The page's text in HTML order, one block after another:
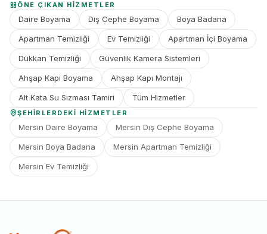
ÖNE ÇIKAN HIZMETLER
Daire Boyama Dış Cephe Boyama Boya Badana
Apartman Temizliği Ev Temizliği Apartman İçi Boyama
Dükkan Temizliği Güvenlik Kamera Sistemleri
Ahşap Kapı Boyama Ahşap Kapı Montajı
Alt Kata Su Sızması Tamiri Tüm Hizmetler
ŞEHIRLERDEKI HIZMETLER
Mersin Daire Boyama Mersin Dış Cephe Boyama
Mersin Boya Badana Mersin Apartman Temizliği
Mersin Ev Temizliği